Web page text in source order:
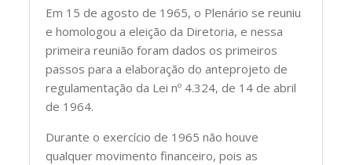
Em 15 de agosto de 1965, o Plenário se reuniu
e homologou a eleição da Diretoria, e nessa
primeira reunião foram dados os primeiros
passos para a elaboração do anteprojeto de
regulamentação da Lei nº 4.324, de 14 de abril
de 1964.
Durante o exercício de 1965 não houve
qualquer movimento financeiro, pois as